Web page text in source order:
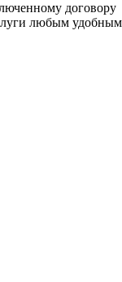
договору
любым удобным